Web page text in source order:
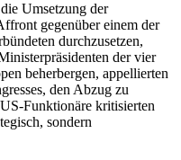
Umsetzung der
gegenüber einem der
durchzusetzen,
der vier
beherbergen, appellierten
den Abzug zu
Funktionäre kritisierten
sondern